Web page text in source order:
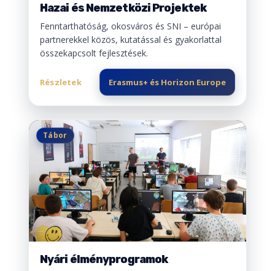
Hazai és Nemzetközi Projektek
Fenntarthatóság, okosváros és SNI – európai
partnerekkel közös, kutatással és gyakorlattal
összekapcsolt fejlesztések.
Részletek Erasmus+ és Horizon Europe
Tábor
Nyári élményprogramok